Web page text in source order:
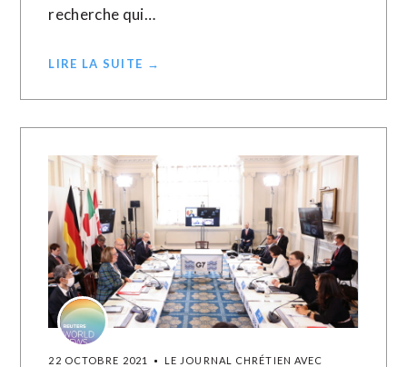
recherche qui…
LIRE LA SUITE →
22 OCTOBRE 2021
LE JOURNAL CHRÉTIEN AVEC